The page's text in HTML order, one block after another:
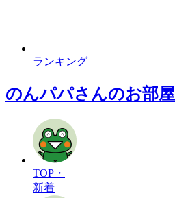
ランキング
のんパパさんのお部屋
TOP・
新着